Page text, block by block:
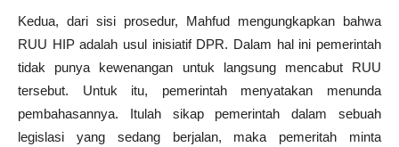
Kedua, dari sisi prosedur, Mahfud mengungkapkan bahwa
RUU HIP adalah usul inisiatif DPR. Dalam hal ini pemerintah
tidak punya kewenangan untuk langsung mencabut RUU
tersebut. Untuk itu, pemerintah menyatakan menunda
pembahasannya. Itulah sikap pemerintah dalam sebuah
legislasi yang sedang berjalan, maka pemeritah minta